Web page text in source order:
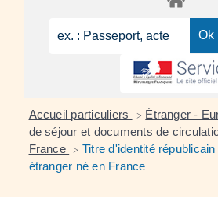
Accueil particuliers > Étranger -
de séjour et documents de
France > Titre d'identité
étranger né en France